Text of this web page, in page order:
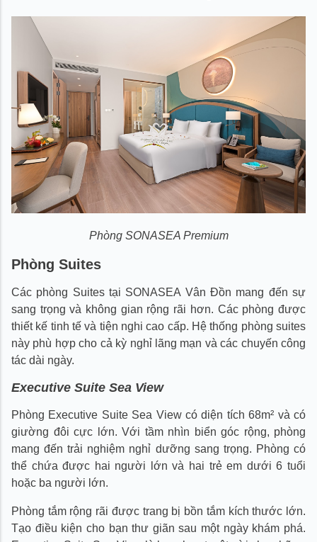
Phòng SONASEA Premium
Phòng Suites
Các phòng Suites tại SONASEA Vân Đồn mang đến sự
sang trọng và không gian rộng rãi hơn. Các phòng được
thiết kế tinh tế và tiện nghi cao cấp. Hệ thống phòng suites
này phù hợp cho cả kỳ nghỉ lãng mạn và các chuyến công
tác dài ngày.
Executive Suite Sea View
Phòng Executive Suite Sea View có diện tích 68m² và có
giường đôi cực lớn. Với tầm nhìn biển góc rộng, phòng
mang đến trải nghiệm nghỉ dưỡng sang trọng. Phòng có
thể chứa được hai người lớn và hai trẻ em dưới 6 tuổi
hoặc ba người lớn.
Phòng tắm rộng rãi được trang bị bồn tắm kích thước lớn.
Tạo điều kiện cho bạn thư giãn sau một ngày khám phá.